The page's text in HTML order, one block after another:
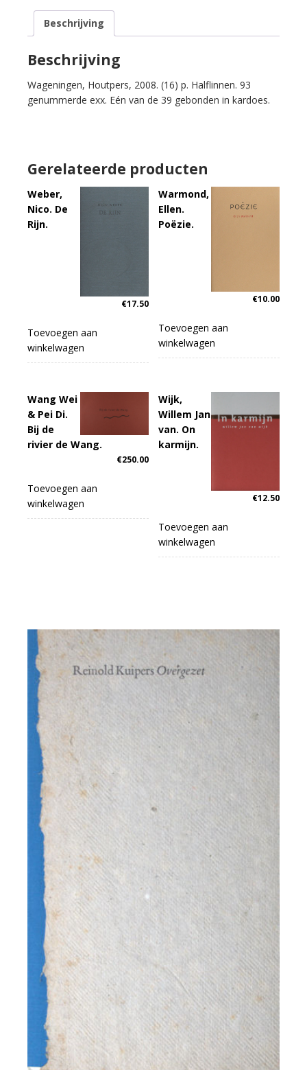
Beschrijving
Beschrijving
Wageningen, Houtpers, 2008. (16) p. Halflinnen. 93
genummerde exx. Eén van de 39 gebonden in kardoes.
Gerelateerde producten
Weber,
Nico. De
Rijn.
€17.50
Toevoegen aan
winkelwagen
Warmond,
Ellen.
Poëzie.
€10.00
Toevoegen aan
winkelwagen
Wang Wei
& Pei Di.
Bij de
rivier de Wang.
€250.00
Toevoegen aan
winkelwagen
Wijk,
Willem Jan
van. On
karmijn.
€12.50
Toevoegen aan
winkelwagen